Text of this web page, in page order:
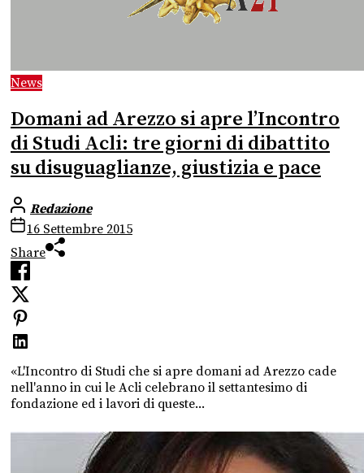
News
Domani ad Arezzo si apre l’Incontro
di Studi Acli: tre giorni di dibattito
su disuguaglianze, giustizia e pace
Redazione
16 Settembre 2015
Share
«L'Incontro di Studi che si apre domani ad Arezzo cade
nell'anno in cui le Acli celebrano il settantesimo di
fondazione ed i lavori di queste...